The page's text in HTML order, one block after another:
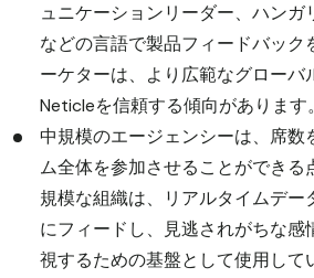
ュニケーションリーダー、ハンガ
などの言語で製品フィードバック
ーケターは、より広範なグローバ
Neticleを信頼する傾向があります。
中規模のエージェンシーは、席数
ム全体を参加させることができる
規模な組織は、リアルタイムデー
にフィードし、見逃されがちな感
視するための基盤として使用して